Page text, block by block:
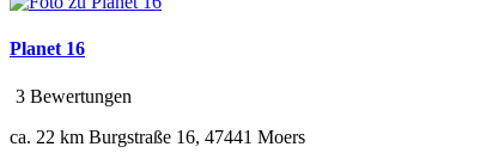
Planet 16
3 Bewertungen
ca. 22 km Burgstraße 16, 47441 Moers